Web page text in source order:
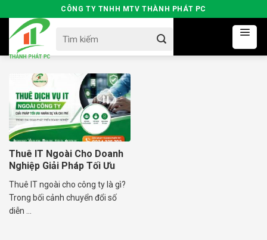
to
content
CÔNG TY TNHH MTV THÀNH PHÁT PC
for:
Thuê IT Ngoài Cho Doanh
Nghiệp Giải Pháp Tối Ưu
Thuê IT ngoài cho công ty là gì?
Trong bối cảnh chuyển đổi số
diễn ...